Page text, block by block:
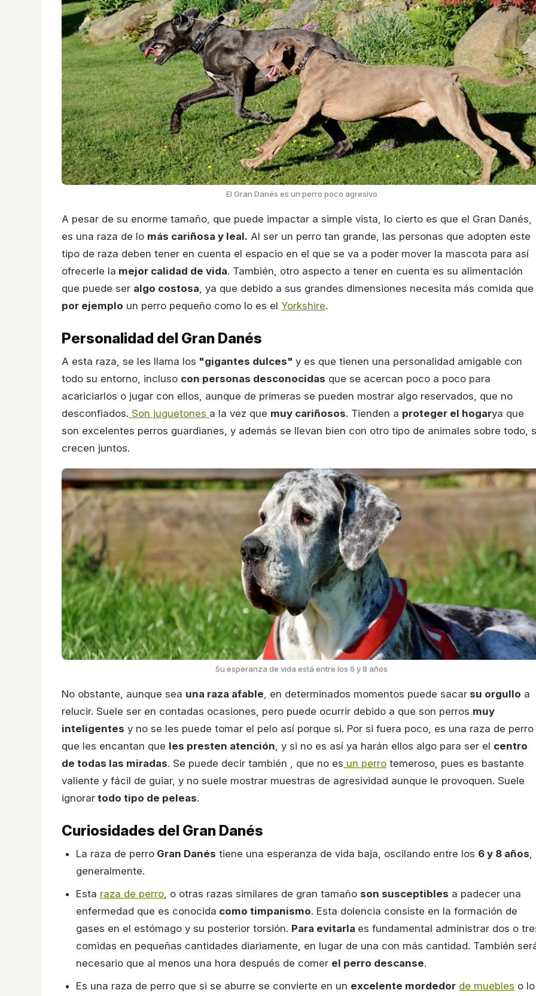
El Gran Danés es un perro poco agresivo
A pesar de su enorme tamaño, que puede impactar a simple vista, lo cierto es que el Gran Danés,
es una raza de lo más cariñosa y leal. Al ser un perro tan grande, las personas que adopten este
tipo de raza deben tener en cuenta el espacio en el que se va a poder mover la mascota para así
ofrecerle la mejor calidad de vida. También, otro aspecto a tener en cuenta es su alimentación
que puede ser algo costosa , ya que debido a sus grandes dimensiones necesita más comida que
por ejemplo un perro pequeño como lo es el Yorkshire.
Personalidad del Gran Danés
A esta raza, se les llama los "gigantes dulces" y es que tienen una personalidad amigable con
todo su entorno, incluso con personas desconocidas que se acercan poco a poco para
acariciarlos o jugar con ellos, aunque de primeras se pueden mostrar algo reservados, que no
desconfiados. Son juguetones a la vez que muy cariñosos. Tienden a proteger el hogarya que
son excelentes perros guardianes, y además se llevan bien con otro tipo de animales sobre todo,
crecen juntos.
Su esperanza de vida está entre los 6 y 8 años
No obstante, aunque sea una raza afable, en determinados momentos puede sacar su orgullo a
relucir. Suele ser en contadas ocasiones, pero puede ocurrir debido a que son perros muy
inteligentes y no se les puede tomar el pelo así porque si. Por si fuera poco, es una raza de perro
que les encantan que les presten atención, y si no es así ya harán ellos algo para ser el centro
de todas las miradas. Se puede decir también , que no es un perro temeroso, pues es bastante
valiente y fácil de guiar, y no suele mostrar muestras de agresividad aunque le provoquen. Suele
ignorar todo tipo de peleas.
Curiosidades del Gran Danés
La raza de perro Gran Danés tiene una esperanza de vida baja, oscilando entre los 6 y 8 años,
generalmente.
Esta raza de perro, o otras razas similares de gran tamaño son susceptibles a padecer una
enfermedad que es conocida como timpanismo. Esta dolencia consiste en la formación de
gases en el estómago y su posterior torsión. Para evitarla es fundamental administrar dos o
comidas en pequeñas cantidades diariamente, en lugar de una con más cantidad. También
necesario que al menos una hora después de comer el perro descanse.
Es una raza de perro que si se aburre se convierte en un excelente mordedor de muebles o lo